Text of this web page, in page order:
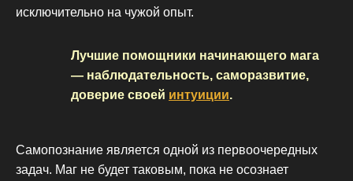
исключительно на чужой опыт.
Лучшие помощники начинающего мага
— наблюдательность, саморазвитие,
доверие своей интуиции.
Самопознание является одной из первоочередных
задач. Маг не будет таковым, пока не осознает